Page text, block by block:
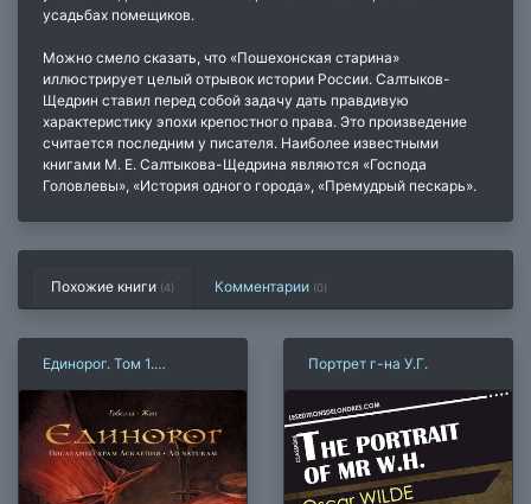
усадьбах помещиков.
Можно смело сказать, что «Пошехонская старина»
иллюстрирует целый отрывок истории России. Салтыков-
Щедрин ставил перед собой задачу дать правдивую
характеристику эпохи крепостного права. Это произведение
считается последним у писателя. Наиболее известными
книгами М. Е. Салтыкова-Щедрина являются «Господа
Головлевы», «История одного города», «Премудрый пескарь».
Похожие книги (4) Комментарии (0)
Единорог. Том 1.
Асклепия. Ad naturam
Портрет г-на У.Г.